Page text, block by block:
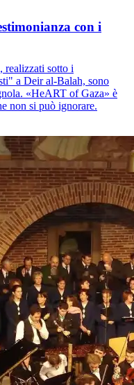
con i
realizzati sotto i
a Deir al-Balah, sono
«HeART of Gaza» è
non si può ignorare.